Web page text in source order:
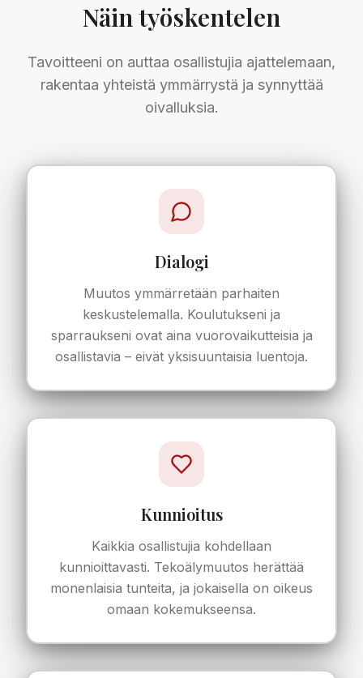
Näin työskentelen
Tavoitteeni on auttaa osallistujia ajattelemaan,
rakentaa yhteistä ymmärrystä ja synnyttää
oivalluksia.
Dialogi
Muutos ymmärretään parhaiten
keskustelemalla. Koulutukseni ja
sparraukseni ovat aina vuorovaikutteisia ja
osallistavia – eivät yksisuuntaisia luentoja.
Kunnioitus
Kaikkia osallistujia kohdellaan
kunnioittavasti. Tekoälymuutos herättää
monenlaisia tunteita, ja jokaisella on oikeus
omaan kokemukseensa.